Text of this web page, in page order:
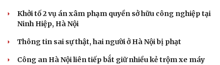
Khởi tố 2 vụ án xâm phạm quyền sở hữu công nghiệp tại
Ninh Hiệp, Hà Nội
Thông tin sai sự thật, hai người ở Hà Nội bị phạt
Công an Hà Nội liên tiếp bắt giữ nhiều kẻ trộm xe máy